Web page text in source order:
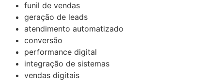
funil de vendas
geração de leads
atendimento automatizado
conversão
performance digital
integração de sistemas
vendas digitais